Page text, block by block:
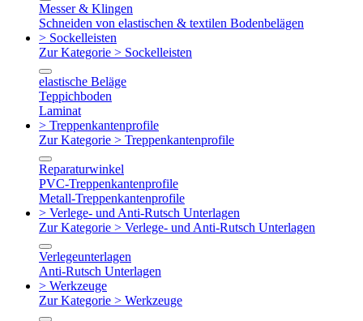
Messer & Klingen
Schneiden von elastischen & textilen Bodenbelägen
> Sockelleisten
Zur Kategorie > Sockelleisten
elastische Beläge
Teppichboden
Laminat
> Treppenkantenprofile
Zur Kategorie > Treppenkantenprofile
Reparaturwinkel
PVC-Treppenkantenprofile
Metall-Treppenkantenprofile
> Verlege- und Anti-Rutsch Unterlagen
Zur Kategorie > Verlege- und Anti-Rutsch Unterlagen
Verlegeunterlagen
Anti-Rutsch Unterlagen
> Werkzeuge
Zur Kategorie > Werkzeuge